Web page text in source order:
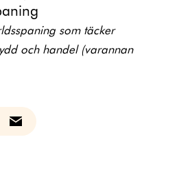
som täcker
och handel (varannan